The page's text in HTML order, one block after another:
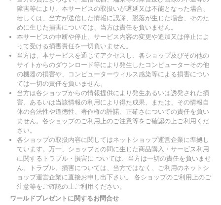
障害等により、本サービスの取扱いが遅延又は不能となった場合、
若しくは、当方が送信した情報に誤謬、脱落が生じた場合、そのた
めに生じた損害については、当方は責任を負いません。
本サービスの中断や停止、サービス内容の変更や追加又は停止によ
って受ける損害責任を一切負いません。
当方は、本サービスを通じてアクセスし、各ショップ及びその他の
サイトからのダウンロード等により発生したコンピューターその他
の機器の損害や、コンピューターウィルス感染等による損害につい
ては一切の責任を負いません。
当方は各ショップからの情報提供により発生あるいは誘発された損
害、あるいは当該情報の利用により得た成果、または、その情報自
体の合法性や道徳性、著作権の許諾、正確さについての責任を負い
ません。各ショップのご利用上のご注意等をご確認の上ご利用くだ
さい。
各ショップの取扱内容に関してはネットショップ運営企業に準拠し
ています。万一、ショップとの間に生じた商品購入・サービス利用
に関するトラブル・損害に ついては、当方は一切の責任を負いませ
ん。トラブル、損害については、当方ではなく、ご利用のネットシ
ョップ運営企業に直接お申し出下さい。 各ショップのご利用上のご
注意等をご確認の上ご利用ください。
ワールドプレゼントに関するお問合せ